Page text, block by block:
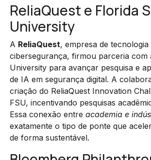
ReliaQuest e Florida
University
A ReliaQuest, empresa de tecnologia
cibersegurança, firmou parceria com
University para avançar pesquisa e
de IA em segurança digital. A
criação do ReliaQuest Innovation
FSU, incentivando pesquisas
Essa conexão entre academia e
exatamente o tipo de ponte que
de forma sustentável.